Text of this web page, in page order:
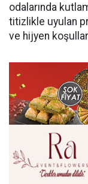
odalarında
titizlikle uyulan
ve hijyen